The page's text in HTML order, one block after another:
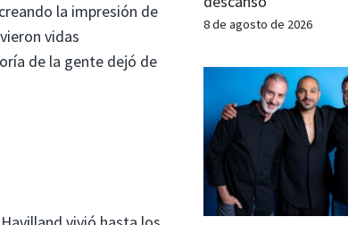
la impresión de
vidas
de la gente dejó de
8 de agosto de 2026